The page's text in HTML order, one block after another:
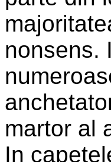
nonsens.
martor al
In